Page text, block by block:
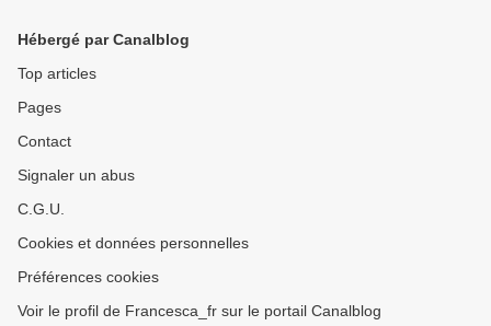
Hébergé par Canalblog
Top articles
Pages
Contact
Signaler un abus
C.G.U.
Cookies et données personnelles
Préférences cookies
Voir le profil de Francesca_fr sur le portail Canalblog